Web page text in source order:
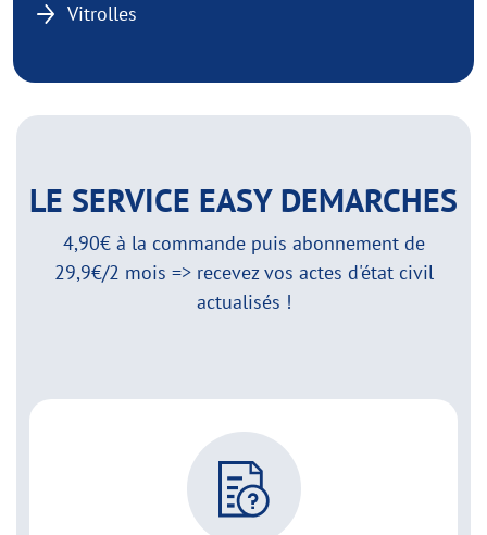
Vitrolles
LE SERVICE EASY DEMARCHES
4,90€ à la commande puis abonnement de
29,9€/2 mois => recevez vos actes d'état civil
actualisés !